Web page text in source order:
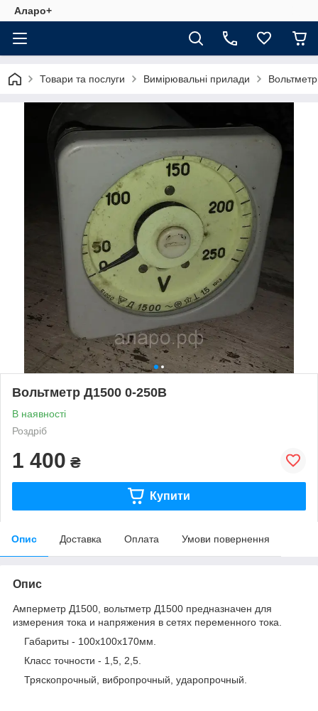
Аларо+
Товари та послуги Вимірювальні прилади
Вольтметр Д1500 0-250В
В наявності
Роздріб
1 400 ₴
Купити
Опис Доставка Оплата Умови повернення
Опис
Амперметр Д1500, вольтметр Д1500 предназначен для
измерения тока и напряжения в сетях переменного тока.
Габариты - 100х100х170мм.
Класс точности - 1,5, 2,5.
Тряскопрочный, вибропрочный, ударопрочный.